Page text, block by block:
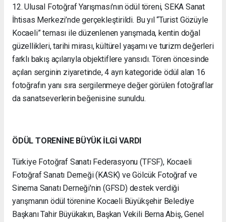
12. Ulusal Fotoğraf Yarışması'nın ödül töreni, SEKA Sanat
İhtisas Merkezi’nde gerçekleştirildi. Bu yıl “Turist Gözüyle
Kocaeli” teması ile düzenlenen yarışmada, kentin doğal
güzellikleri, tarihi mirası, kültürel yaşamı ve turizm değerleri
farklı bakış açılarıyla objektiflere yansıdı. Tören öncesinde
açılan serginin ziyaretinde, 4 ayrı kategoride ödül alan 16
fotoğrafın yanı sıra sergilenmeye değer görülen fotoğraflar
da sanatseverlerin beğenisine sunuldu.
ÖDÜL TORENİNE BÜYÜK İLGİ VARDI
Türkiye Fotoğraf Sanatı Federasyonu (TFSF), Kocaeli
Fotoğraf Sanatı Derneği (KASK) ve Gölcük Fotoğraf ve
Sinema Sanatı Derneği'nin (GFSD) destek verdiği
yarışmanın ödül törenine Kocaeli Büyükşehir Belediye
Başkanı Tahir Büyükakın, Başkan Vekili Berna Abiş, Genel